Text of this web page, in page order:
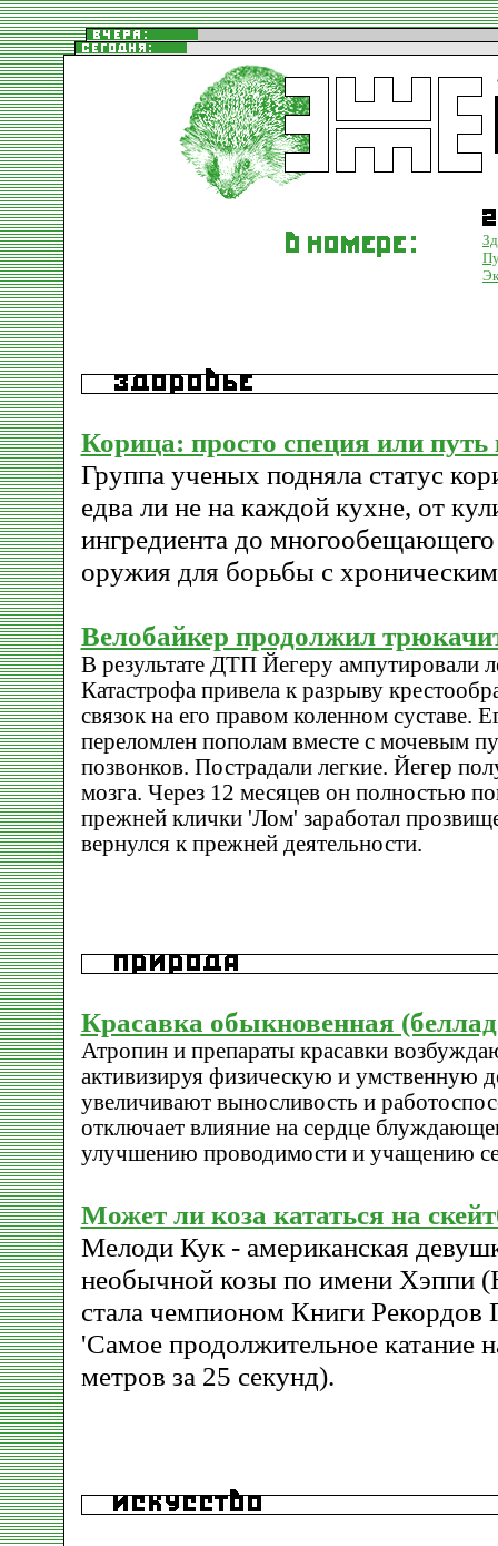
Корица: просто специя или путь
Группа ученых подняла статус
едва ли не на каждой кухне, от
ингредиента до
оружия для борьбы с
Велобайкер продолжил
В результате ДТП Йегеру ампутировали
Катастрофа привела к разрыву
связок на его правом коленном суставе.
переломлен пополам вместе с мочевым
позвонков. Пострадали легкие. Йегер
мозга. Через 12 месяцев он полностью
прежней клички 'Лом' заработал
вернулся к прежней деятельности.
Красавка обыкновенная
Атропин и препараты красавки
активизируя физическую и умственную
увеличивают выносливость и
отключает влияние на сердце
улучшению проводимости и учащению
Может ли коза кататься на
Мелоди Кук - американская
необычной козы по имени Хэппи
стала чемпионом Книги Рекордов
'Самое продолжительное катание
метров за 25 секунд).